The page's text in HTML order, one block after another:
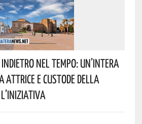
Nel Tempo: Un’intera
Attrice E Custode Della